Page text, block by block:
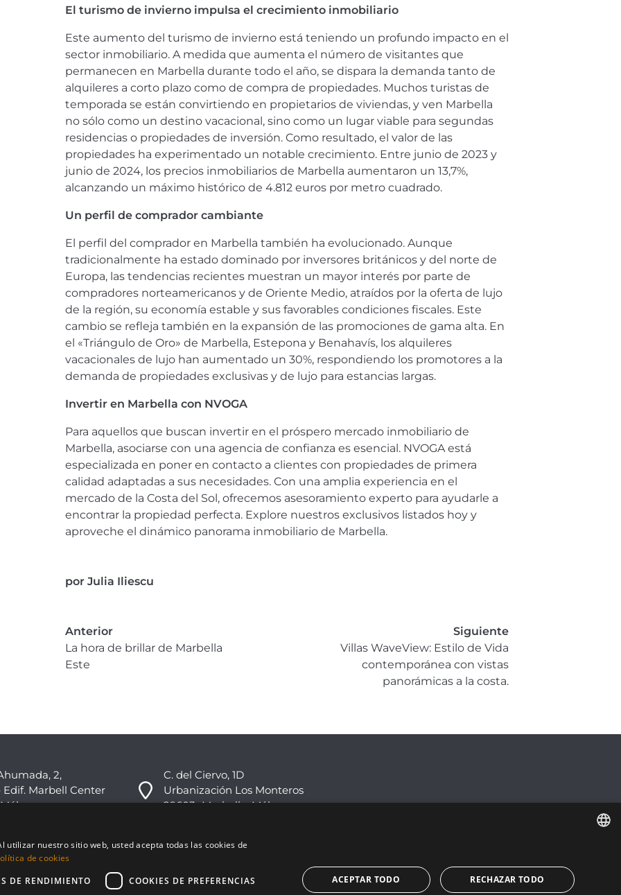
El turismo de invierno impulsa el crecimiento inmobiliario
Este aumento del turismo de invierno está teniendo un profundo impacto en el
sector inmobiliario. A medida que aumenta el número de visitantes que
permanecen en Marbella durante todo el año, se dispara la demanda tanto de
alquileres a corto plazo como de compra de propiedades. Muchos turistas de
temporada se están convirtiendo en propietarios de viviendas, y ven Marbella
no sólo como un destino vacacional, sino como un lugar viable para segundas
residencias o propiedades de inversión. Como resultado, el valor de las
propiedades ha experimentado un notable crecimiento. Entre junio de 2023 y
junio de 2024, los precios inmobiliarios de Marbella aumentaron un 13,7%,
alcanzando un máximo histórico de 4.812 euros por metro cuadrado.
Un perfil de comprador cambiante
El perfil del comprador en Marbella también ha evolucionado. Aunque
tradicionalmente ha estado dominado por inversores británicos y del norte de
Europa, las tendencias recientes muestran un mayor interés por parte de
compradores norteamericanos y de Oriente Medio, atraídos por la oferta de lujo
de la región, su economía estable y sus favorables condiciones fiscales. Este
cambio se refleja también en la expansión de las promociones de gama alta. En
el «Triángulo de Oro» de Marbella, Estepona y Benahavís, los alquileres
vacacionales de lujo han aumentado un 30%, respondiendo los promotores a la
demanda de propiedades exclusivas y de lujo para estancias largas.
Invertir en Marbella con NVOGA
Para aquellos que buscan invertir en el próspero mercado inmobiliario de
Marbella, asociarse con una agencia de confianza es esencial. NVOGA está
especializada en poner en contacto a clientes con propiedades de primera
calidad adaptadas a sus necesidades. Con una amplia experiencia en el
mercado de la Costa del Sol, ofrecemos asesoramiento experto para ayudarle a
encontrar la propiedad perfecta. Explore nuestros exclusivos listados hoy y
aproveche el dinámico panorama inmobiliario de Marbella.
por Julia Iliescu
Anterior
La hora de brillar de Marbella
Este
Siguiente
Villas WaveView: Estilo de Vida
contemporánea con vistas
panorámicas a la costa.
2,
Marbell Center
C. del Ciervo, 1D
Urbanización Los Monteros
29603 -Marbella, Málaga
ESPAÑOL
nuestro sitio web, usted acepta todas las cookies de
de cookies
DE RENDIMIENTO COOKIES DE PREFERENCIAS ACEPTAR TODO RECHAZAR TODO